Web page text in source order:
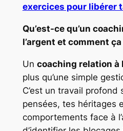
exercices pour libérer
Qu’est-ce qu’un
l’argent et comment
Un coaching relation à
plus qu’une simple
C’est un travail
pensées, tes héritages
comportements face à